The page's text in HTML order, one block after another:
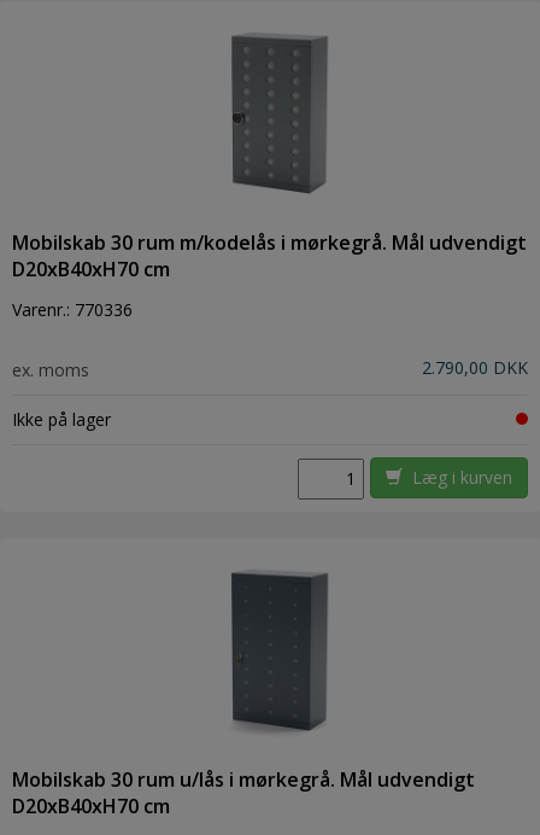
Mobilskab 30 rum m/kodelås i mørkegrå. Mål udvendigt
D20xB40xH70 cm
Varenr.: 770336
ex. moms 2.790,00 DKK
Ikke på lager
Læg i kurven
Mobilskab 30 rum u/lås i mørkegrå. Mål udvendigt
D20xB40xH70 cm